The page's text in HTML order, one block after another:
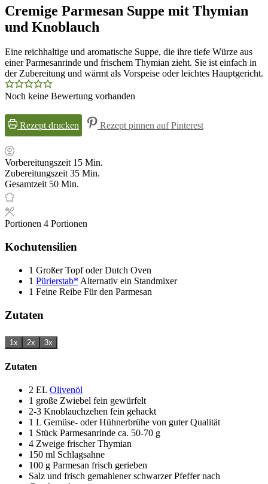
Cremige Parmesan Suppe mit Thymian
und Knoblauch
Eine reichhaltige und aromatische Suppe, die ihre tiefe Würze aus
einer Parmesanrinde und frischem Thymian zieht. Sie ist einfach in
der Zubereitung und wärmt als Vorspeise oder leichtes Hauptgericht.
Noch keine Bewertung vorhanden
Rezept drucken Rezept pinnen auf Pinterest
Vorbereitungszeit 15Minuten
Min.
Zubereitungszeit35Minuten
Min.
Gesamtzeit 50Minuten
Min.
Portionen 4 Portionen
Kochutensilien
1 Großer Topf oder Dutch Oven
1 Pürierstab* Alternativ ein Standmixer
1 Feine Reibe Für den Parmesan
Zutaten
1x 2x 3x
Zutaten
2 EL Olivenöl
1 große Zwiebel fein gewürfelt
2-3 Knoblauchzehen fein gehackt
1 L Gemüse- oder Hühnerbrühe von guter Qualität
1 Stück Parmesanrinde ca. 50-70 g
4 Zweige frischer Thymian
150 ml Schlagsahne
100 g Parmesan frisch gerieben
Salz und frisch gemahlener schwarzer Pfeffer nach